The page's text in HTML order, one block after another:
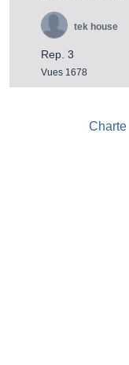
Rep. 3
Vues 1678
tek house
Charte